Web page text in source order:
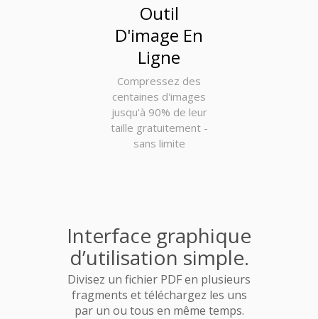
Outil
D'image En
Ligne
Compressez des
centaines d'images
jusqu'à 90% de leur
taille gratuitement -
sans limite
Interface graphique
d’utilisation simple.
Divisez un fichier PDF en plusieurs
fragments et téléchargez les uns
par un ou tous en même temps.